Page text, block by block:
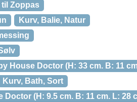
Zoppas
Kurv, Balie, Natur
House Doctor (H: 33 cm. B: 11
Kurv, Bath, Sort
Doctor (H: 9.5 cm. B: 11 cm. L: 28